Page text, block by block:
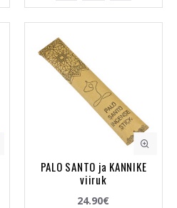
PALO SANTO ja KANNIKE
viiruk
24.90€